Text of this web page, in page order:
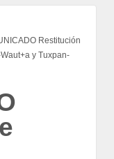
Restitución
y Tuxpan-